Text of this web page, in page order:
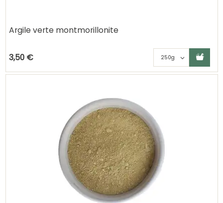
Argile verte montmorillonite
3,50 € Ajouter au panier